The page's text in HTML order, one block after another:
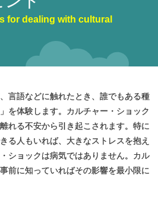
for dealing with cultural
言語などに触れたとき、誰でもある種
を体験します。カルチャー・ショック
れる不安から引き起こされます。特に
る人もいれば、大きなストレスを抱え
ショックは病気ではありません。カル
前に知っていればその影響を最小限に